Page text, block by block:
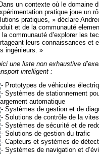
un contexte où le domaine
pratique joue un
pratiques, » déclare
et de la communauté
la communauté d’explorer les
leurs connaissances et
ingénieurs. »
une liste non exhaustive
intelligent :
Prototypes de véhicules
Systèmes de stationnement
automatique
Systèmes de gestion et de
Solutions de contrôle de la
Systèmes de sécurité et de
Solutions de gestion du trafic
Capteurs et systèmes de
Systèmes de navigation et